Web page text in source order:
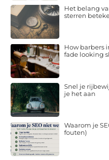
Het belang
sterren
How barbers
fade looking
Snel je
je het aan
Waarom je
fouten)